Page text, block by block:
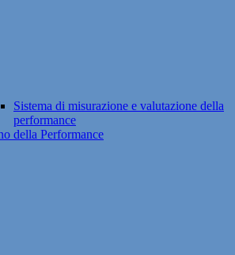
Sistema di misurazione e valutazione della
performance
della Performance